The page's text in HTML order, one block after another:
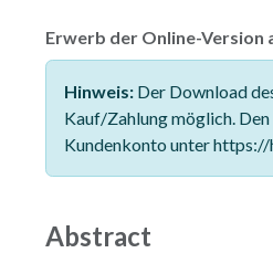
Erwerb der Online-Version
Hinweis:Der Download
Kauf/Zahlung möglich.
Kundenkonto unter
Abstract